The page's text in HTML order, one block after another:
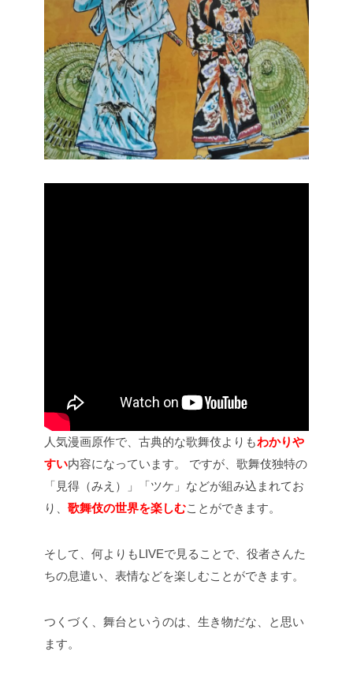
人気漫画原作で、古典的な歌舞伎よりもわかりや
すい内容になっています。
ですが、歌舞伎独特の
「見得（みえ）」「ツケ」などが組み込まれてお
り、 歌舞伎の世界を楽しむことができます。
そして、何よりもLIVEで見ることで、役者さんた
ちの息遣い、表情などを楽しむことができます。
つくづく、舞台というのは、生き物だな、と思い
ます。